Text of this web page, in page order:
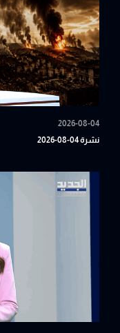
2026-08-04
نشرة 04-08-2026